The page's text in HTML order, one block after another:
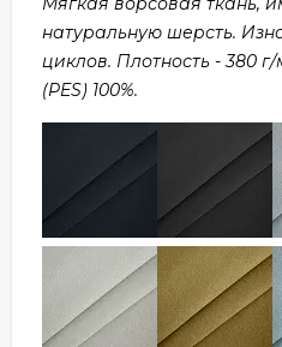
натуральную шерсть.
циклов. Плотность - 380
(PES) 100%.